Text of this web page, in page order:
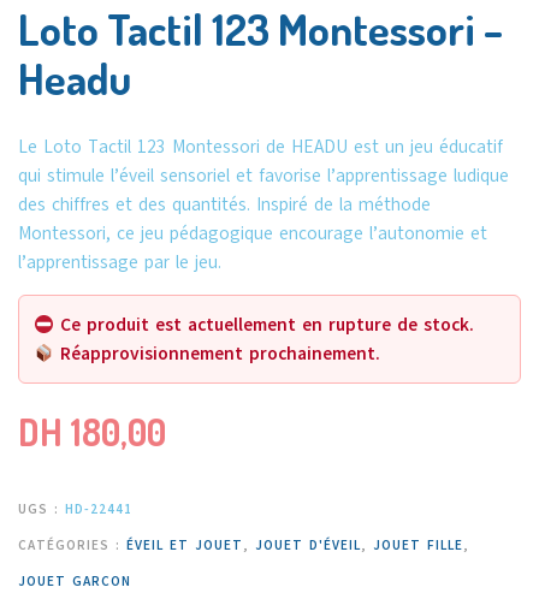
Loto Tactil 123 Montessori –
Headu
Le Loto Tactil 123 Montessori de HEADU est un jeu éducatif
qui stimule l’éveil sensoriel et favorise l’apprentissage ludique
des chiffres et des quantités. Inspiré de la méthode
Montessori, ce jeu pédagogique encourage l’autonomie et
l’apprentissage par le jeu.
Ce produit est actuellement en rupture de stock.
Réapprovisionnement prochainement.
DH 180,00
UGS : HD-22441
CATÉGORIES : ÉVEIL ET JOUET , JOUET D'ÉVEIL, JOUET FILLE,
JOUET GARCON